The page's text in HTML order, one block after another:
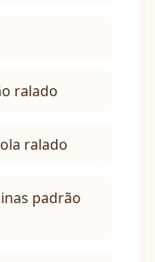
ralado
ralado
padrão